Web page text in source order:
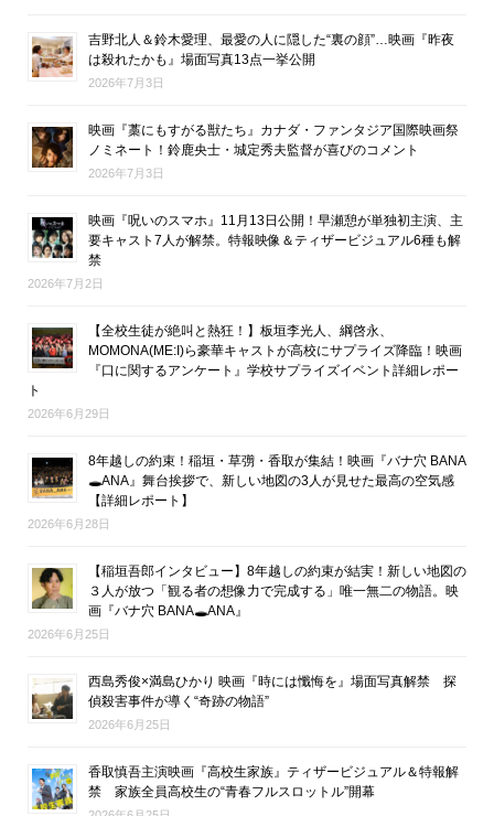
吉野北人＆鈴木愛理、最愛の人に隠した“裏の顔”…映画『昨夜
は殺れたかも』場面写真13点一挙公開
2026年7月3日
映画『藁にもすがる獣たち』カナダ・ファンタジア国際映画祭
ノミネート！鈴鹿央士・城定秀夫監督が喜びのコメント
2026年7月3日
映画『呪いのスマホ』11月13日公開！早瀬憩が単独初主演、主
要キャスト7人が解禁。特報映像＆ティザービジュアル6種も解
禁
2026年7月2日
【全校生徒が絶叫と熱狂！】板垣李光人、綱啓永、
MOMONA(ME:I)ら豪華キャストが高校にサプライズ降臨！映画
『口に関するアンケート』学校サプライズイベント詳細レポー
ト
2026年6月29日
8年越しの約束！稲垣・草彅・香取が集結！映画『バナ穴 BANA
🕳ANA』舞台挨拶で、新しい地図の3人が見せた最高の空気感
【詳細レポート】
2026年6月28日
【稲垣吾郎インタビュー】8年越しの約束が結実！新しい地図の
３人が放つ「観る者の想像力で完成する」唯一無二の物語。映
画『バナ穴 BANA🕳ANA』
2026年6月25日
西島秀俊×満島ひかり 映画『時には懺悔を』場面写真解禁 探
偵殺害事件が導く“奇跡の物語”
2026年6月25日
香取慎吾主演映画『高校生家族』ティザービジュアル＆特報解
禁 家族全員高校生の“青春フルスロットル”開幕